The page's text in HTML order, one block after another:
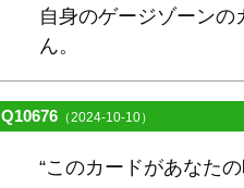
自身のゲージゾーンの
ん。
Q10676 （2024-10-10）
“このカードがあなた